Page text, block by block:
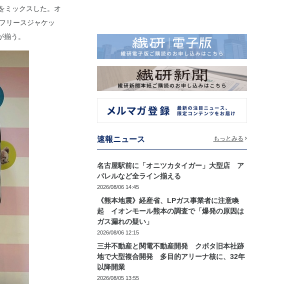
ミックスした。オ
リースジャケッ
う。
速報ニュース もっとみる
名古屋駅前に「オニツカタイガー」大型店 ア
パレルなど全ライン揃える
2026/08/06 14:45
《熊本地震》経産省、LPガス事業者に注意喚
起 イオンモール熊本の調査で「爆発の原因は
ガス漏れの疑い」
2026/08/06 12:15
三井不動産と関電不動産開発 クボタ旧本社跡
地で大型複合開発 多目的アリーナ核に、32年
以降開業
2026/08/05 13:55